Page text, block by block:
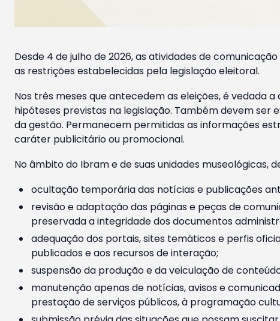
Desde 4 de julho de 2026, as atividades de
as restrições estabelecidas pela legislação eleitoral.
Nos três meses que antecedem as eleições, é vedada
hipóteses previstas na legislação. Também devem ser
da gestão. Permanecem permitidas as informações
caráter publicitário ou promocional.
No âmbito do Ibram e de suas unidades museológicas,
ocultação temporária das notícias e publicações
revisão e adaptação das páginas e peças de
preservada a integridade dos documentos
adequação dos portais, sites temáticos e perfis
publicados e aos recursos de interação;
suspensão da produção e da veiculação de
manutenção apenas de notícias, avisos e
prestação de serviços públicos, à programação